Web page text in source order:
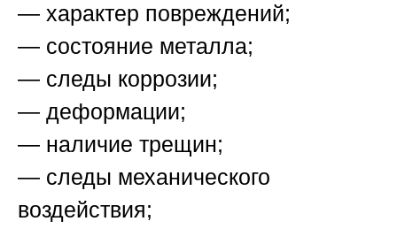
— характер повреждений;
— состояние металла;
— следы коррозии;
— деформации;
— наличие трещин;
— следы механического
воздействия;